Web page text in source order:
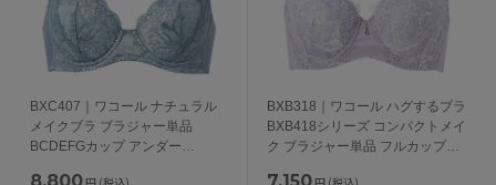
BXC407｜ワコール ナチュラル
メイクブラ ブラジャー単品
BCDEFGカップ アンダー
8,800
BXB318｜ワコール ハグするブラ
BXB418シリーズ コンパクトメイ
ク ブラジャー単品 フルカップ
7,150